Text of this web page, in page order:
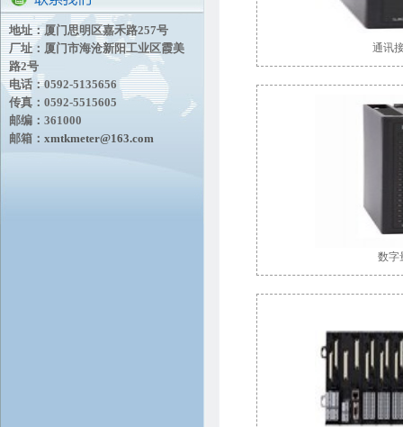
地址：厦门思明区嘉禾路257号
厂址：厦门市海沧新阳工业区霞美
路2号
电话：0592-5135656
传真：0592-5515605
邮编：361000
邮箱： xmtkmeter@163.com
通讯
数字